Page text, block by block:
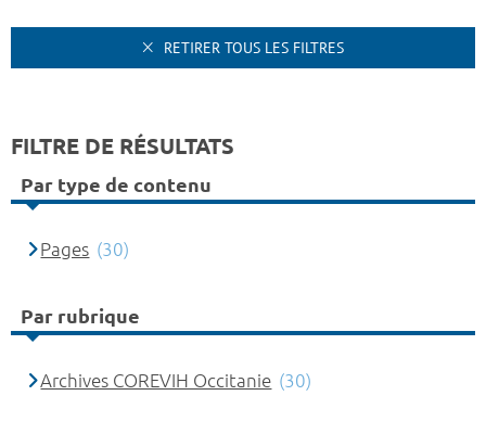
RETIRER TOUS LES FILTRES
FILTRE DE RÉSULTATS
Par type de contenu
Pages (30)
Par rubrique
Archives COREVIH Occitanie (30)